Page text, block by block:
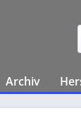
Archiv